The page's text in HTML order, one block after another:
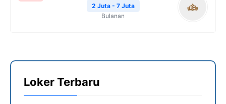
2 Juta - 7 Juta
Bulanan
Loker Terbaru